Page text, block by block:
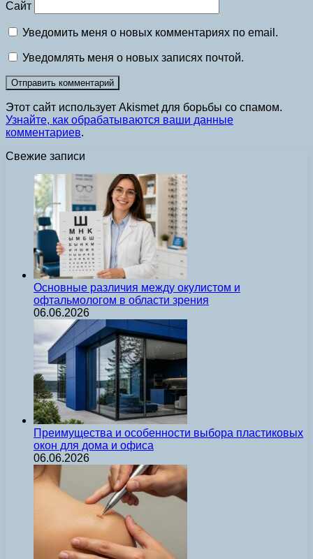
Сайт
Уведомить меня о новых комментариях по email.
Уведомлять меня о новых записях почтой.
Этот сайт использует Akismet для борьбы со спамом.
Узнайте, как обрабатываются ваши данные
комментариев.
Свежие записи
Основные различия между окулистом и
офтальмологом в области зрения
06.06.2026
Преимущества и особенности выбора пластиковых
окон для дома и офиса
06.06.2026